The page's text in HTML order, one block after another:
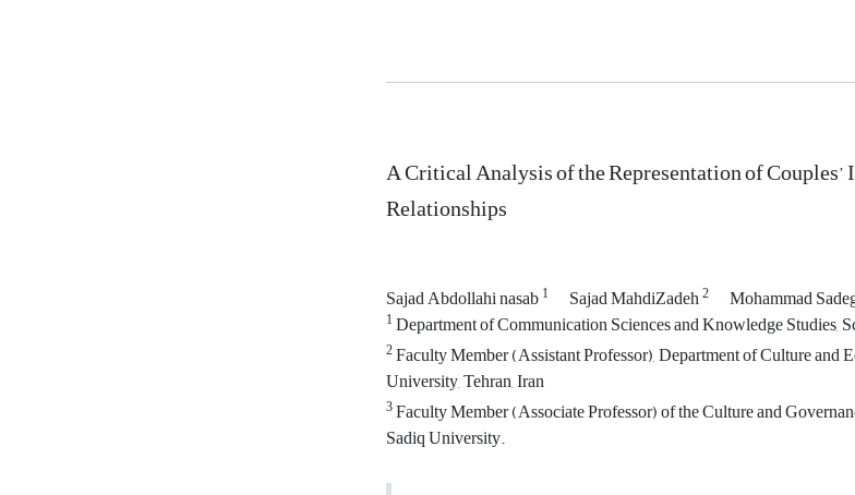
A Critical Analysis of the Representation of
Relationships
Sajad Abdollahi nasab1 Sajad MahdiZadeh2 Mohammad
1Department of Communication Sciences and Knowledge Studies,
2Faculty Member (Assistant Professor), Department of Culture and
University, Tehran, Iran
3Faculty Member (Associate Professor) of the Culture and
Sadiq University.